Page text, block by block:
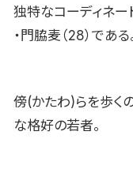
独特なコーディネー
・門脇麦（28）である
傍(かたわ)らを歩く
な格好の若者。